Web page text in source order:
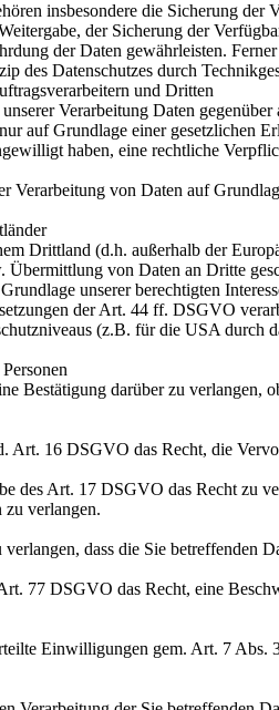
insbesondere die Sicherung
der Sicherung der
der Daten gewährleisten.
des Datenschutzes durch
und Dritten
Verarbeitung Daten
auf Grundlage einer gesetzlichen
haben, eine rechtliche
Verarbeitung von Daten auf
Drittland (d.h. außerhalb der
Übermittlung von Daten an Dritte
unserer berechtigten
der Art. 44 ff. DSGVO
(z.B. für die USA durch
Bestätigung darüber zu
Art. 16 DSGVO das Recht, die
des Art. 17 DSGVO das Recht zu
zu verlangen.
verlangen, dass die Sie
77 DSGVO das Recht, eine
Einwilligungen gem. Art. 7